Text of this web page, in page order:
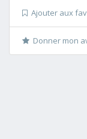
Ajouter aux
Donner mon